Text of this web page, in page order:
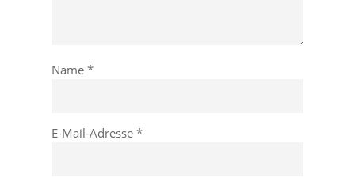
Name *
E-Mail-Adresse *